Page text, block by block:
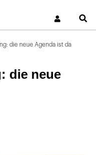
die neue Agenda ist da
die neue